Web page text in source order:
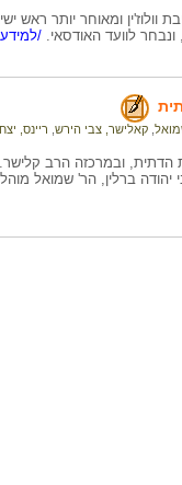
וולוז'ין ומאוחר יותר
לוועד האודסאי. /
קאלישר, צבי הירש ריינס,
הדתית, ובמרכזה הרב
ברלין, הר' שמואל